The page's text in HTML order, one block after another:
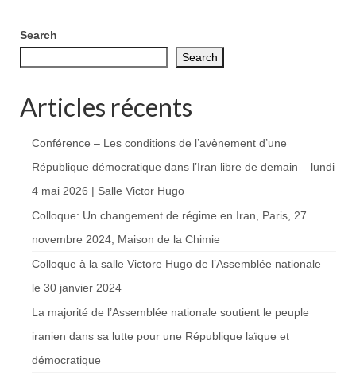
Search
Search
Articles récents
Conférence – Les conditions de l’avènement d’une
République démocratique dans l’Iran libre de demain – lundi
4 mai 2026 | Salle Victor Hugo
Colloque: Un changement de régime en Iran, Paris, 27
novembre 2024, Maison de la Chimie
Colloque à la salle Victore Hugo de l’Assemblée nationale –
le 30 janvier 2024
La majorité de l’Assemblée nationale soutient le peuple
iranien dans sa lutte pour une République laïque et
démocratique